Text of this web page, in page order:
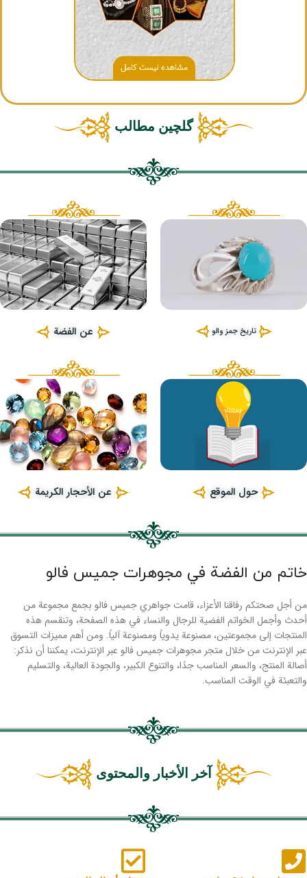
گلچین مطالب
تاریخ جمز والو عن الفضة
حول الموقع عن الأحجار الكريمة
خاتم من الفضة في مجوهرات جميس فالو
من أجل صحتكم رفاقنا الأعزاء، قامت جواهري جميس فالو بجمع مجموعة من
أحدث وأجمل الخواتم الفضية للرجال والنساء في هذه الصفحة، وتنقسم هذه
المنتجات إلى مجموعتين، مصنوعة يدوياً ومصنوعة آلياً. ومن أهم مميزات التسوق
عبر الإنترنت من خلال متجر مجوهرات جميس فالو عبر الإنترنت، يمكننا أن نذكر:
أصالة المنتج، والسعر المناسب جدًا، والتنوع الكبير، والجودة العالية، والتسليم
والتعبئة في الوقت المناسب.
آخر الأخبار والمحتوى